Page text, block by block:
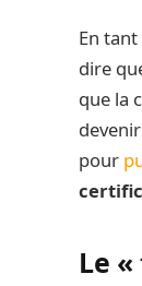
En
dire
que la
pour
Le